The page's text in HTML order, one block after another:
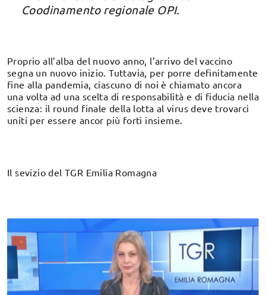
Coodinamento regionale OPI.
Proprio all’alba del nuovo anno, l’arrivo del vaccino
segna un nuovo inizio. Tuttavia, per porre definitamente
fine alla pandemia, ciascuno di noi è chiamato ancora
una volta ad una scelta di responsabilità e di fiducia nella
scienza: il round finale della lotta al virus deve trovarci
uniti per essere ancor più forti insieme.
Il sevizio del TGR Emilia Romagna